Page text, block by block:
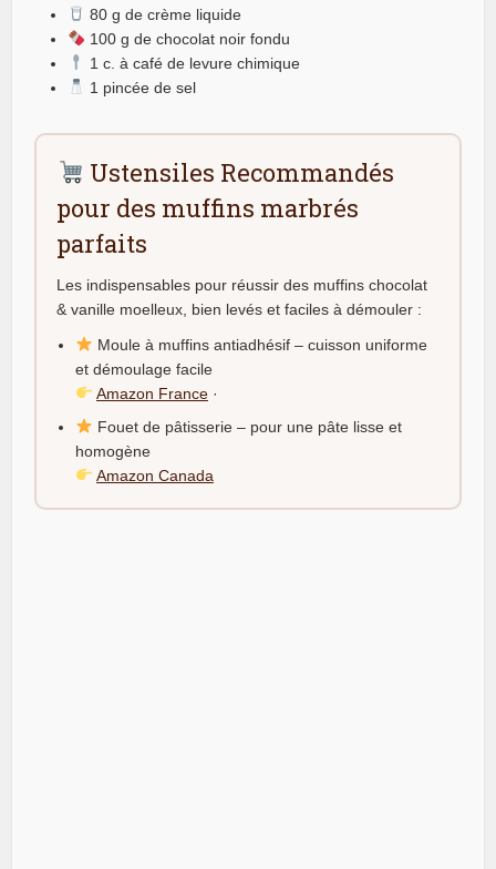
80 g de crème liquide
100 g de chocolat noir fondu
1 c. à café de levure chimique
1 pincée de sel
Ustensiles Recommandés
pour des muffins marbrés
parfaits
Les indispensables pour réussir des muffins chocolat
& vanille moelleux, bien levés et faciles à démouler :
Moule à muffins antiadhésif – cuisson uniforme
et démoulage facile
Amazon France·
Fouet de pâtisserie – pour une pâte lisse et
homogène
Amazon Canada